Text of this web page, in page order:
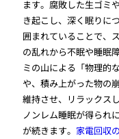
ます。腐敗した生ゴミ
き起こし、深く眠りに
囲まれていることで、
の乱れから不眠や睡眠
ミの山による「物理的
や、積み上がった物の
維持させ、リラックス
ノンレム睡眠が得られ
が続きます。 家電回収